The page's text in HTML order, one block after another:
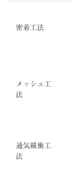
密着工法
メッシュ工
法
通気緩衝工
法